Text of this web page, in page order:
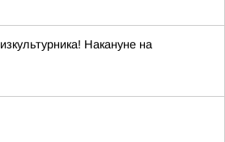
Накануне на